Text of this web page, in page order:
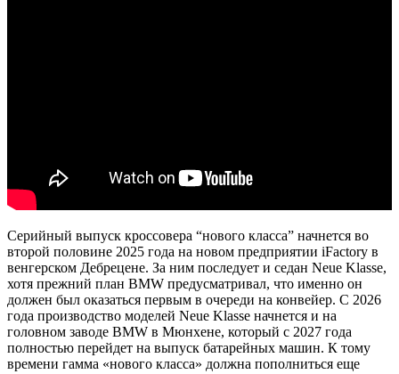
Серийный выпуск кроссовера “нового класса” начнется во
второй половине 2025 года на новом предприятии iFactory в
венгерском Дебрецене. За ним последует и седан Neue Klasse,
хотя прежний план BMW предусматривал, что именно он
должен был оказаться первым в очереди на конвейер. С 2026
года производство моделей Neue Klasse начнется и на
головном заводе BMW в Мюнхене, который с 2027 года
полностью перейдет на выпуск батарейных машин. К тому
времени гамма «нового класса» должна пополниться еще